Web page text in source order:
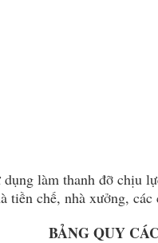
làm thanh đỡ chịu
chế, nhà xưởng, các
BẢNG QUY